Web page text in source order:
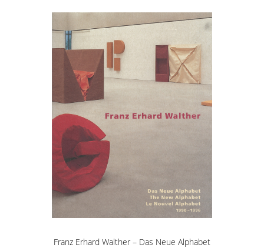
Franz Erhard Walther – Das Neue Alphabet